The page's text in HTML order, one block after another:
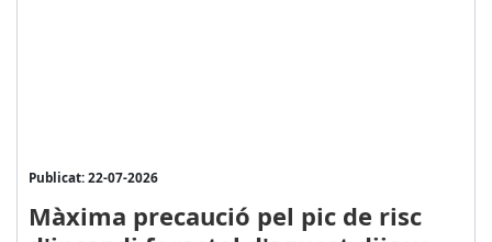
Publicat: 22-07-2026
Màxima precaució pel pic de risc